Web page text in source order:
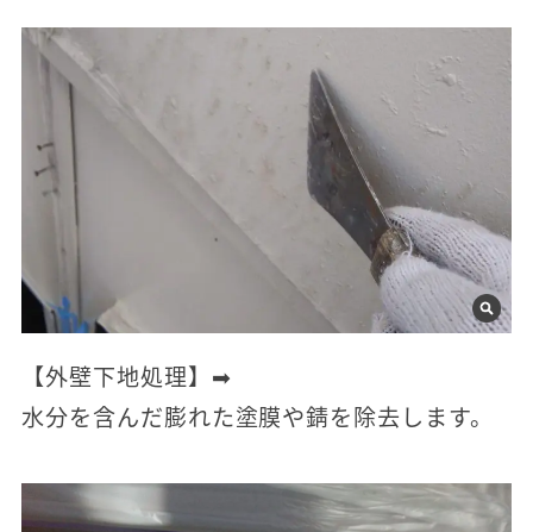
【外壁下地処理】➡
水分を含んだ膨れた塗膜や錆を除去します。